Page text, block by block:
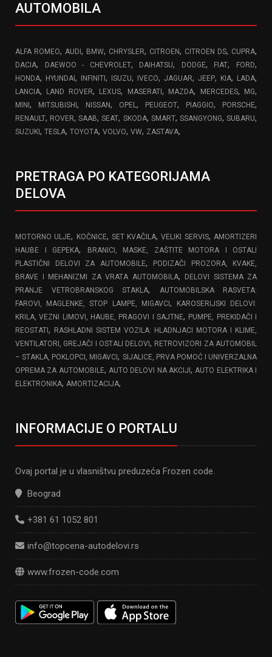
AUTOMOBILA
ALFA ROMEO, AUDI , BMW, CHRYSLER, CITROEN, CITROEN DS, CUPRA,
DACIA, DAEWOO - CHEVROLET, DAIHATSU, DODGE, FIAT, FORD,
HONDA, HYUNDAI , INFINITI , ISUZU, IVECO, JAGUAR, JEEP, KIA, LADA,
LANCIA, LAND ROVER, LEXUS, MASERATI , MAZDA, MERCEDES, MG,
MINI , MITSUBISHI , NISSAN, OPEL, PEUGEOT, PIAGGIO, PORSCHE,
RENAULT, ROVER,SAAB,SEAT, SKODA, SMART, SSANGYONG,SUBARU,
SUZUKI , TESLA, TOYOTA, VOLVO, VW, ZASTAVA,
PRETRAGA PO KATEGORIJAMA
DELOVA
MOTORNO ULJE, KOČNICE, SET KVAČILA,VELIKI SERVIS,AMORTIZERI
HAUBE I GEPEKA,
BRANICI, MASKE, ZAŠTITE MOTORA I OSTALI
PLASTIČNI DELOVI ZA AUTOMOBILE,
PODIZAČI PROZORA, KVAKE,
BRAVE I MEHANIZMI ZA VRATA AUTOMOBILA,
DELOVI SISTEMA ZA
PRANJE VETROBRANSKOG STAKLA,
AUTOMOBILSKA RASVETA:
FAROVI, MAGLENKE, STOP LAMPE, MIGAVCI ,
KAROSERIJSKI DELOVI:
KRILA, VEZNI LIMOVI, HAUBE, PRAGOVI I SAJTNE, PUMPE, PREKIDAČI I
REOSTATI ,
RASHLADNI SISTEM VOZILA: HLADNJACI MOTORA I KLIME,
VENTILATORI, GREJAČI I OSTALI DELOVI, RETROVIZORI ZA AUTOMOBIL
– STAKLA, POKLOPCI, MIGAVCI, SIJALICE, PRVA POMOĆ I UNIVERZALNA
OPREMA ZA AUTOMOBILE,AUTO DELOVI NA AKCIJI,AUTO ELEKTRIKA I
ELEKTRONIKA, AMORTIZACIJA,
INFORMACIJE O PORTALU
Ovaj portal je u vlasništvu preduzeća Frozen code.
Beograd
+381 61 1052 801
info@topcena-autodelovi.rs
www.frozen-code.com